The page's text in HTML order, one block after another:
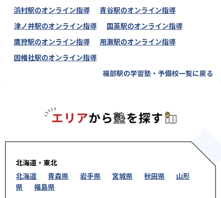
浜村駅のオンライン指導
青谷駅のオンライン指導
津ノ井駅のオンライン指導
国英駅のオンライン指導
鷹狩駅のオンライン指導
用瀬駅のオンライン指導
因幡社駅のオンライン指導
福部駅の学習塾・予備校一覧に戻る
北海道・東北
北海道
青森県 岩手県 宮城県 秋田県
山形
県
福島県